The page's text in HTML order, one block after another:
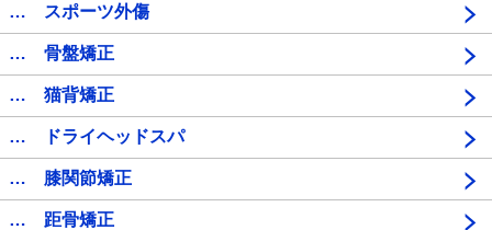
… スポーツ外傷
… 骨盤矯正
… 猫背矯正
… ドライヘッドスパ
… 膝関節矯正
… 距骨矯正